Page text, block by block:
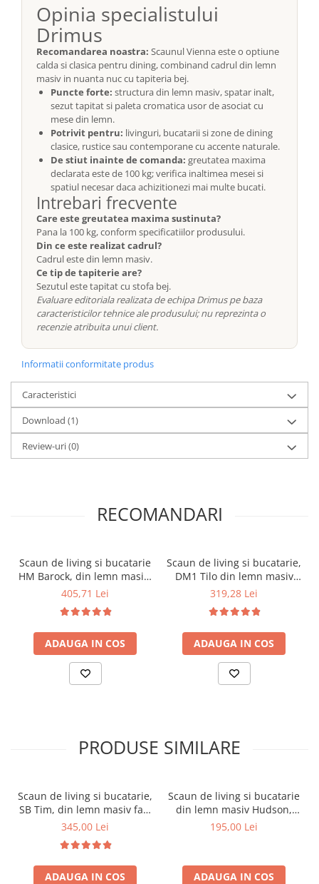
Opinia specialistului
Drimus
Recomandarea noastra: Scaunul Vienna este o optiune
calda si clasica pentru dining, combinand cadrul din lemn
masiv in nuanta nuc cu tapiteria bej.
Puncte forte: structura din lemn masiv, spatar inalt,
sezut tapitat si paleta cromatica usor de asociat cu
mese din lemn.
Potrivit pentru: livinguri, bucatarii si zone de dining
clasice, rustice sau contemporane cu accente naturale.
De stiut inainte de comanda: greutatea maxima
declarata este de 100 kg; verifica inaltimea mesei si
spatiul necesar daca achizitionezi mai multe bucati.
Intrebari frecvente
Care este greutatea maxima sustinuta?
Pana la 100 kg, conform specificatiilor produsului.
Din ce este realizat cadrul?
Cadrul este din lemn masiv.
Ce tip de tapiterie are?
Sezutul este tapitat cu stofa bej.
Evaluare editoriala realizata de echipa Drimus pe baza
caracteristicilor tehnice ale produsului; nu reprezinta o
recenzie atribuita unui client.
Informatii conformitate produs
Caracteristici
Download (1)
Review-uri(0)
RECOMANDARI
Scaun de living si bucatarie
HM Barock, din lemn masiv,
ergonomic, tapitat cu stofa,
Alb/Gri
405,71 Lei
ADAUGA IN COS
Scaun de living si bucatarie,
DM1 Tilo din lemn masiv
fag, tapiterie stofa, 120 kg,
319,28 Lei
ADAUGA IN COS
PRODUSE SIMILARE
Scaun de living si bucatarie,
SB Tim, din lemn masiv fag,
tapiterie stofa, lacuit, 120
345,00 Lei
ADAUGA IN COS
Scaun de living si bucatarie
din lemn masiv Hudson,
tapiterie stofa,100 kg,
195,00 Lei
ADAUGA IN COS